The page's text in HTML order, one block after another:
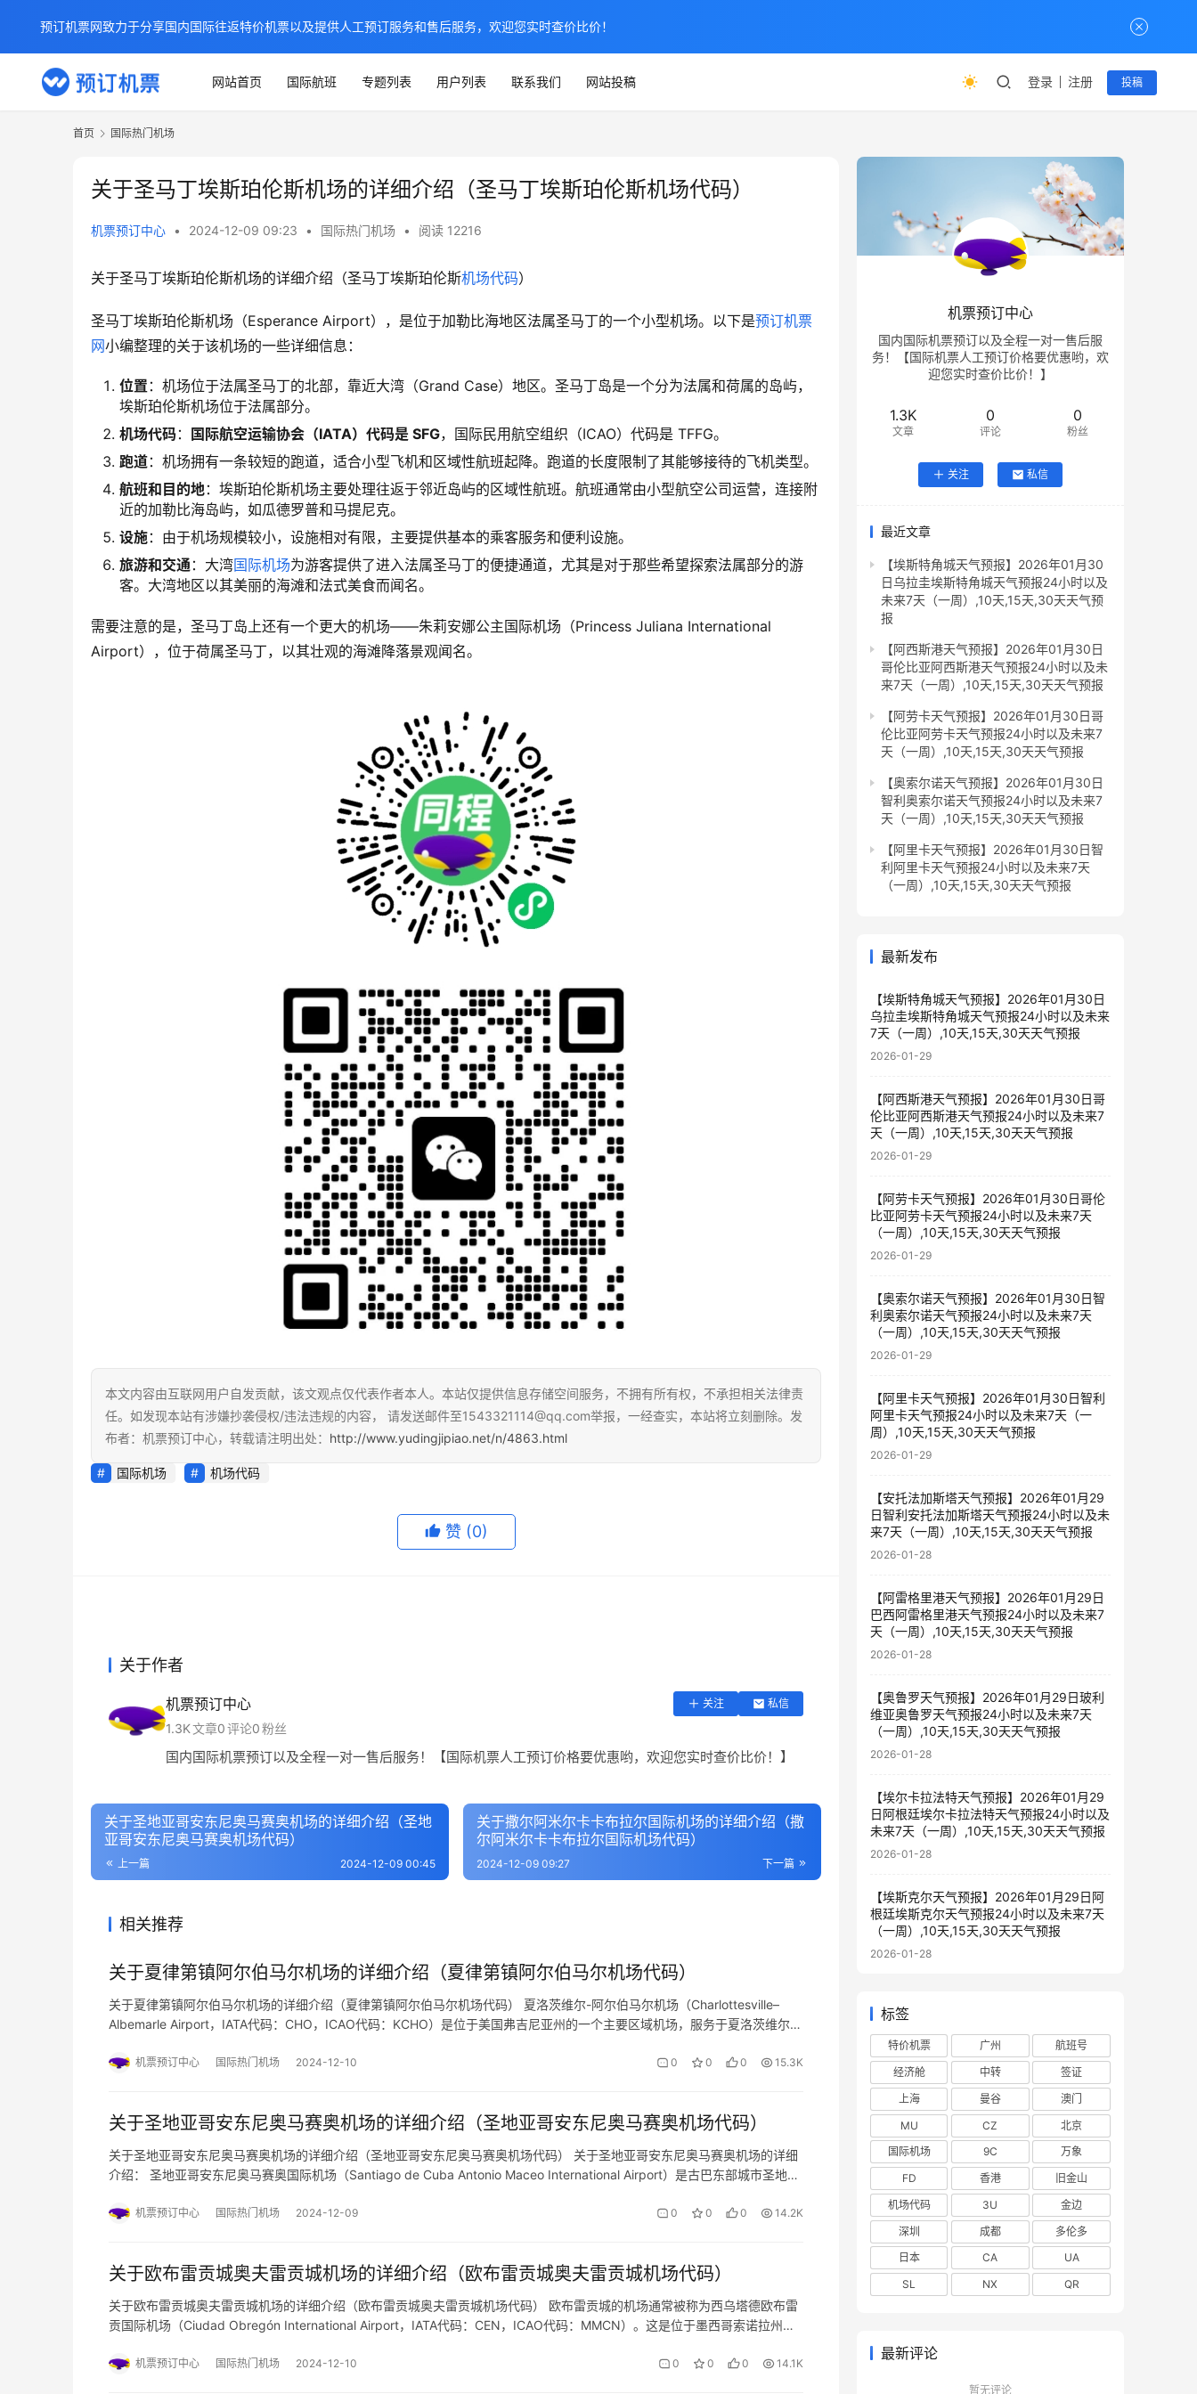
网站首页 国际航班 专题列表 用户列表 联系我们 网站投稿 登录 注册 投稿
首页 国际热门机场
关于圣马丁埃斯珀伦斯机场的详细介绍（圣马丁埃斯珀伦斯机场代码）
机票预订中心 • 2024-12-09 09:23 • 国际热门机场 • 阅读 12216
关于圣马丁埃斯珀伦斯机场的详细介绍（圣马丁埃斯珀伦斯机场代码）
圣马丁埃斯珀伦斯机场（Esperance Airport），是位于加勒比海地区法属圣马丁的一个小型机场。以下是预订机票
网小编整理的关于该机场的一些详细信息：
位置 ：机场位于法属圣马丁的北部，靠近大湾（Grand Case）地区。圣马丁岛是一个分为法属和荷属的岛屿，
埃斯珀伦斯机场位于法属部分。
机场代码： 国际航空运输协会（IATA）代码是 SFG，国际民用航空组织（ICAO）代码是 TFFG。
跑道：机场拥有一条较短的跑道，适合小型飞机和区域性航班起降。跑道的长度限制了其能够接待的飞机类型。
航班和目的地：埃斯珀伦斯机场主要处理往返于邻近岛屿的区域性航班。航班通常由小型航空公司运营，连接附
近的加勒比海岛屿，如瓜德罗普和马提尼克。
设施：由于机场规模较小，设施相对有限，主要提供基本的乘客服务和便利设施。
旅游和交通：大湾国际机场为游客提供了进入法属圣马丁的便捷通道，尤其是对于那些希望探索法属部分的游
客。大湾地区以其美丽的海滩和法式美食而闻名。
需要注意的是，圣马丁岛上还有一个更大的机场——朱莉安娜公主国际机场（Princess Juliana International
Airport），位于荷属圣马丁，以其壮观的海滩降落景观闻名。
本文内容由互联网用户自发贡献，该文观点仅代表作者本人。本站仅提供信息存储空间服务，不拥有所有权，不承担相关法律责
任。如发现本站有涉嫌抄袭侵权/违法违规的内容， 请发送邮件至1543321114@qq.com举报，一经查实，本站将立刻删除。发
布者：机票预订中心，转载请注明出处： http://www.yudingjipiao.net/n/4863.html
国际机场 机场代码
赞 (0)
关于作者
机票预订中心 关注 私信
1.3K文章0评论0粉丝
国内国际机票预订以及全程一对一售后服务！【国际机票人工预订价格要优惠哟，欢迎您实时查价比价！】
关于圣地亚哥安东尼奥马赛奥机场的详细介绍（圣地
亚哥安东尼奥马赛奥机场代码）
上一篇 2024-12-09 00:45
关于撒尔阿米尔卡卡布拉尔国际机场的详细介绍（撒
尔阿米尔卡卡布拉尔国际机场代码）
下一篇
2024-12-09 09:27
相关推荐
关于夏律第镇阿尔伯马尔机场的详细介绍（夏律第镇阿尔伯马尔机场代码）
关于夏律第镇阿尔伯马尔机场的详细介绍（夏律第镇阿尔伯马尔机场代码） 夏洛茨维尔-阿尔伯马尔机场（Charlottesville–
Albemarle Airport，IATA代码：CHO，ICAO代码：KCHO）是位于美国弗吉尼亚州的一个主要区域机场，服务于夏洛茨维尔市
机票预订中心 国际热门机场 2024-12-10 0 0 0 15.3K
关于圣地亚哥安东尼奥马赛奥机场的详细介绍（圣地亚哥安东尼奥马赛奥机场代码）
关于圣地亚哥安东尼奥马赛奥机场的详细介绍（圣地亚哥安东尼奥马赛奥机场代码） 关于圣地亚哥安东尼奥马赛奥机场的详细
介绍： 圣地亚哥安东尼奥马赛奥国际机场（Santiago de Cuba Antonio Maceo International Airport）是古巴东部城市圣地亚
机票预订中心 国际热门机场 2024-12-09 0 0 0 14.2K
关于欧布雷贡城奥夫雷贡城机场的详细介绍（欧布雷贡城奥夫雷贡城机场代码）
关于欧布雷贡城奥夫雷贡城机场的详细介绍（欧布雷贡城奥夫雷贡城机场代码） 欧布雷贡城的机场通常被称为西乌塔德欧布雷
贡国际机场（Ciudad Obregón International Airport，IATA代码：CEN，ICAO代码：MMCN）。这是位于墨西哥索诺拉州西
机票预订中心 国际热门机场 2024-12-10 0 0 0 14.1K
机票预订中心
国内国际机票预订以及全程一对一售后服
务！【国际机票人工预订价格要优惠哟，欢
迎您实时查价比价！】
1.3K
文章
0
评论
0
粉丝
关注 私信
最近文章
【埃斯特角城天气预报】2026年01月30
日乌拉圭埃斯特角城天气预报24小时以及
未来7天（一周）,10天,15天,30天天气预
报
【阿西斯港天气预报】2026年01月30日
哥伦比亚阿西斯港天气预报24小时以及未
来7天（一周）,10天,15天,30天天气预报
【阿劳卡天气预报】2026年01月30日哥
伦比亚阿劳卡天气预报24小时以及未来7
天（一周）,10天,15天,30天天气预报
【奥索尔诺天气预报】2026年01月30日
智利奥索尔诺天气预报24小时以及未来7
天（一周）,10天,15天,30天天气预报
【阿里卡天气预报】2026年01月30日智
利阿里卡天气预报24小时以及未来7天
（一周）,10天,15天,30天天气预报
最新发布
【埃斯特角城天气预报】2026年01月30日
乌拉圭埃斯特角城天气预报24小时以及未来
7天（一周）,10天,15天,30天天气预报
2026-01-29
【阿西斯港天气预报】2026年01月30日哥
伦比亚阿西斯港天气预报24小时以及未来7
天（一周）,10天,15天,30天天气预报
2026-01-29
【阿劳卡天气预报】2026年01月30日哥伦
比亚阿劳卡天气预报24小时以及未来7天
（一周）,10天,15天,30天天气预报
2026-01-29
【奥索尔诺天气预报】2026年01月30日智
利奥索尔诺天气预报24小时以及未来7天
（一周）,10天,15天,30天天气预报
2026-01-29
【阿里卡天气预报】2026年01月30日智利
阿里卡天气预报24小时以及未来7天（一
周）,10天,15天,30天天气预报
2026-01-29
【安托法加斯塔天气预报】2026年01月29
日智利安托法加斯塔天气预报24小时以及未
来7天（一周）,10天,15天,30天天气预报
2026-01-28
【阿雷格里港天气预报】2026年01月29日
巴西阿雷格里港天气预报24小时以及未来7
天（一周）,10天,15天,30天天气预报
2026-01-28
【奥鲁罗天气预报】2026年01月29日玻利
维亚奥鲁罗天气预报24小时以及未来7天
（一周）,10天,15天,30天天气预报
2026-01-28
【埃尔卡拉法特天气预报】2026年01月29
日阿根廷埃尔卡拉法特天气预报24小时以及
未来7天（一周）,10天,15天,30天天气预报
2026-01-28
【埃斯克尔天气预报】2026年01月29日阿
根廷埃斯克尔天气预报24小时以及未来7天
（一周）,10天,15天,30天天气预报
2026-01-28
标签
特价机票 广州
航班号
经济舱
中转
签证
上海
曼谷
澳门
MU
CZ
北京
国际机场
9C
万象
FD
香港
旧金山
机场代码
3U
金边
深圳
成都
多伦多
日本
CA
UA
SL
NX QR
最新评论
暂无评论
预订机票网致力于分享国内国际往返特价机票以及提供人工预订服务和售后服务，欢迎您实时查价比价！